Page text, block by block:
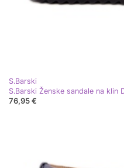
S.Barski
S.Barski Ženske sandale na klin
76,95 €